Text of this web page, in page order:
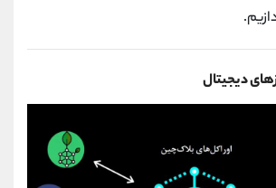
دیجیتال